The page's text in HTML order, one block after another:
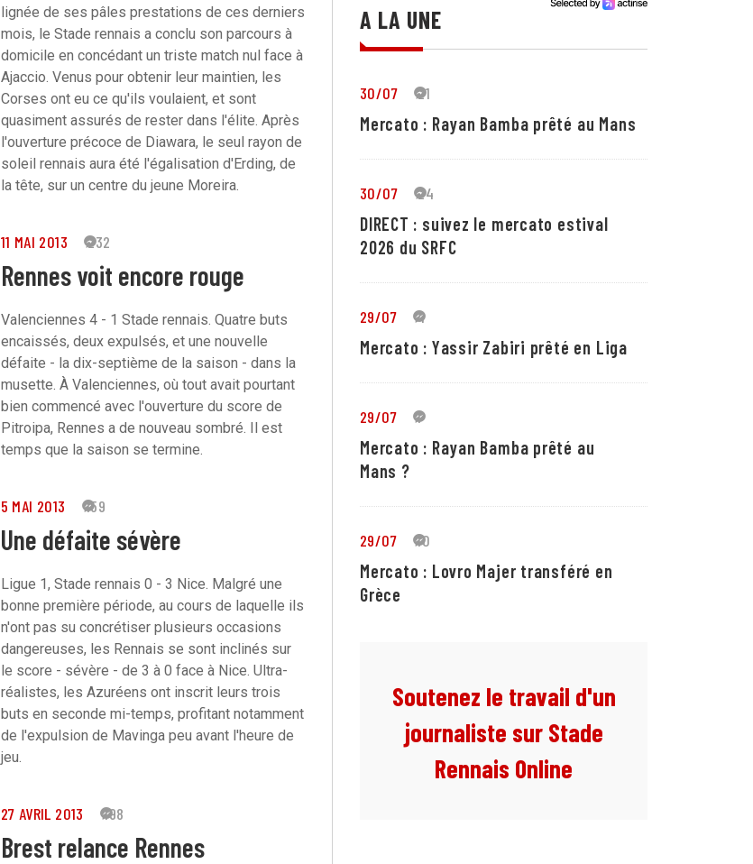
lignée de ses pâles prestations de ces derniers
mois, le Stade rennais a conclu son parcours à
domicile en concédant un triste match nul face à
Ajaccio. Venus pour obtenir leur maintien, les
Corses ont eu ce qu'ils voulaient, et sont
quasiment assurés de rester dans l'élite. Après
l'ouverture précoce de Diawara, le seul rayon de
soleil rennais aura été l'égalisation d'Erding, de
la tête, sur un centre du jeune Moreira.
11 MAI 2013 232
Rennes voit encore rouge
Valenciennes 4 - 1 Stade rennais. Quatre buts
encaissés, deux expulsés, et une nouvelle
défaite - la dix-septième de la saison - dans la
musette. À Valenciennes, où tout avait pourtant
bien commencé avec l'ouverture du score de
Pitroipa, Rennes a de nouveau sombré. Il est
temps que la saison se termine.
5 MAI 2013 159
Une défaite sévère
Ligue 1, Stade rennais 0 - 3 Nice. Malgré une
bonne première période, au cours de laquelle ils
n'ont pas su concrétiser plusieurs occasions
dangereuses, les Rennais se sont inclinés sur
le score - sévère - de 3 à 0 face à Nice. Ultra-
réalistes, les Azuréens ont inscrit leurs trois
buts en seconde mi-temps, profitant notamment
de l'expulsion de Mavinga peu avant l'heure de
jeu.
27 AVRIL 2013 198
Brest relance Rennes
A LA UNE
30/07 21
Mercato : Rayan Bamba prêté au Mans
30/07 24
DIRECT : suivez le mercato estival
2026 du SRFC
29/07 4
Mercato : Yassir Zabiri prêté en Liga
29/07 1
Mercato : Rayan Bamba prêté au
Mans ?
29/07 10
Mercato : Lovro Majer transféré en
Grèce
Soutenez le travail d'un
journaliste sur Stade
Rennais Online